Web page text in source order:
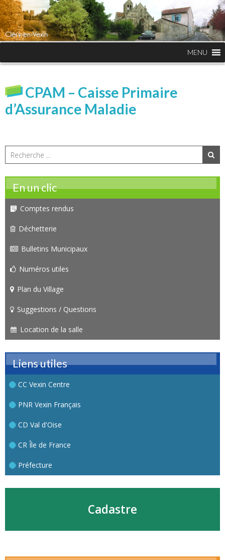
MENU
CPAM – Caisse Primaire
d’Assurance Maladie
En un clic
Comptes rendus
Déchetterie
Bulletins Municipaux
Numéros utiles
Plan du Village
Suggestions / Questions
Location de la salle
Liens utiles
CC Vexin Centre
PNR Vexin Français
CD Val d'Oise
CR Île de France
Préfecture
Cadastre